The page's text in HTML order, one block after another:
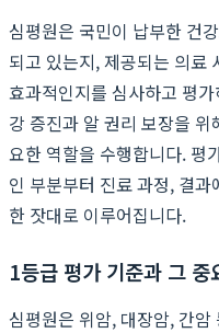
심평원은 국민이 납부한 건
되고 있는지, 제공되는 의료
효과적인지를 심사하고 평
강 증진과 알 권리 보장을
요한 역할을 수행합니다. 평
인 부분부터 진료 과정, 결
한 잣대로 이루어집니다.
1등급 평가 기준과 그 중
심평원은 위암, 대장암, 간